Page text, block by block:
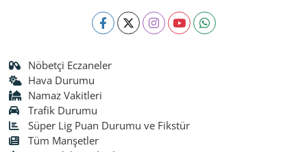
Nöbetçi Eczaneler
Hava Durumu
Namaz Vakitleri
Trafik Durumu
Süper Lig Puan Durumu ve Fikstür
Tüm Manşetler